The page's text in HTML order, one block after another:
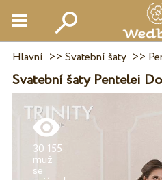
Hlavní >> Svatební šaty>>
Svatební šaty Pentelei
30 155
muž
se